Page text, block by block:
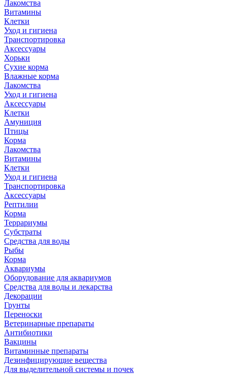
Лакомства
Витамины
Клетки
Уход и гигиена
Транспортировка
Аксессуары
Хорьки
Сухие корма
Влажные корма
Лакомства
Уход и гигиена
Аксессуары
Клетки
Амуниция
Птицы
Корма
Лакомства
Витамины
Клетки
Уход и гигиена
Транспортировка
Аксессуары
Рептилии
Корма
Террариумы
Субстраты
Средства для воды
Рыбы
Корма
Аквариумы
Оборудование для аквариумов
Средства для воды и лекарства
Декорации
Грунты
Переноски
Ветеринарные препараты
Антибиотики
Вакцины
Витаминные препараты
Дезинфицирующие вещества
Для выделительной системы и почек